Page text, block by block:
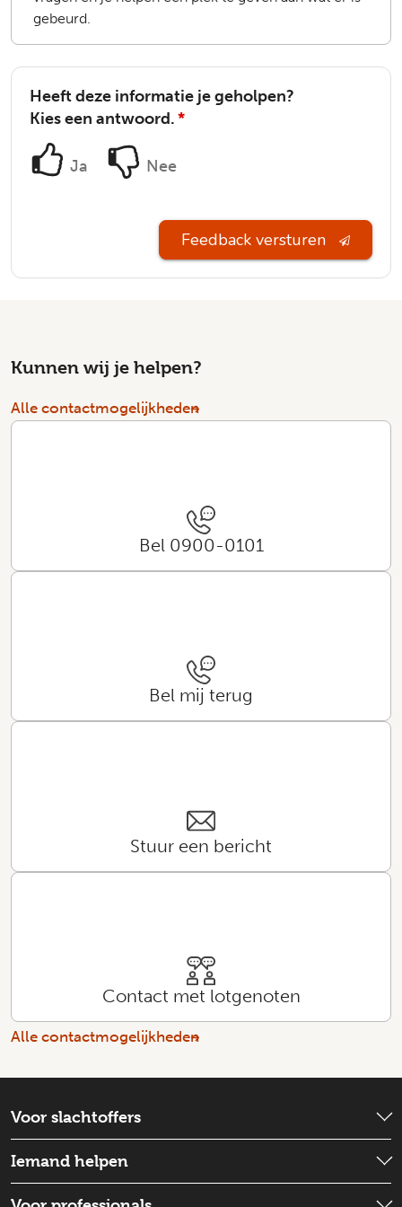
gebeurd.
Heeft deze informatie je geholpen?
Kies een antwoord.*
Ja Nee
Feedback versturen
Kunnen wij je helpen?
Alle contactmogelijkheden
Bel 0900-0101
Bel mij terug
Stuur een bericht
Contact met lotgenoten
Alle contactmogelijkheden
Voor slachtoffers
Wat is er gebeurd?
Emotionele hulp
Iemand helpen
Check wat je kunt doen